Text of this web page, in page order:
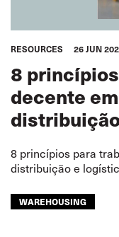
RESOURCES 26 JUN
8
decente
8 princípios para
distribuição e
WAREHOUSING